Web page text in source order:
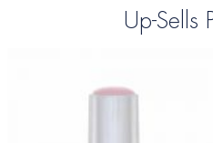
Up-Sells